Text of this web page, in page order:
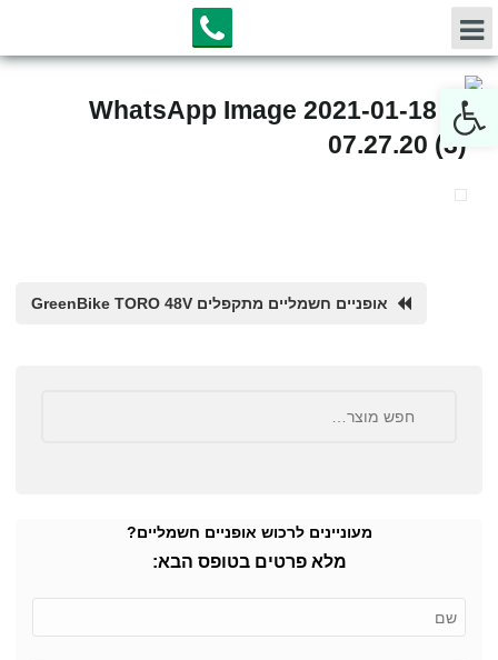
WhatsApp Image 2021-01-18 at
07.27.20 (3)
אופניים חשמליים מתקפלים GreenBike TORO 48V
מעוניינים לרכוש אופניים חשמליים?
מלא פרטים בטופס הבא:
Open toolbar